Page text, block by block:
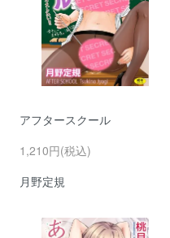
アフタースクール
1,210円(税込)
月野定規